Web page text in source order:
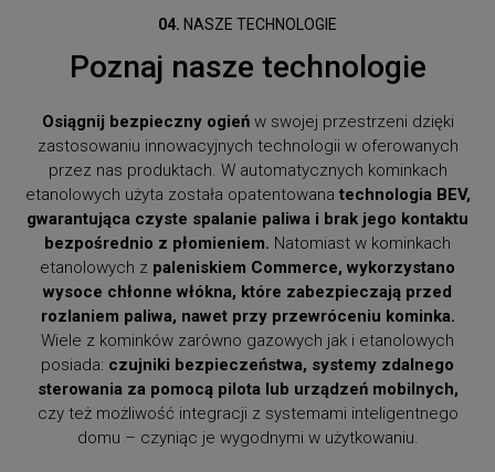
04. NASZE TECHNOLOGIE
Poznaj nasze technologie
Osiągnij bezpieczny ogieńw swojej przestrzeni dzięki
zastosowaniu innowacyjnych technologii w oferowanych
przez nas produktach. W automatycznych kominkach
etanolowych użyta została opatentowana technologia BEV,
gwarantująca czyste spalanie paliwa i brak jego kontaktu
bezpośrednio z płomieniem. Natomiast w kominkach
etanolowych z paleniskiem Commerce, wykorzystano
wysoce chłonne włókna, które zabezpieczają przed
rozlaniem paliwa, nawet przy przewróceniu kominka.
Wiele z kominków zarówno gazowych jak i etanolowych
posiada: czujniki bezpieczeństwa, systemy zdalnego
sterowania za pomocą pilota lub urządzeń mobilnych,
czy też możliwość integracji z systemami inteligentnego
domu – czyniąc je wygodnymi w użytkowaniu.